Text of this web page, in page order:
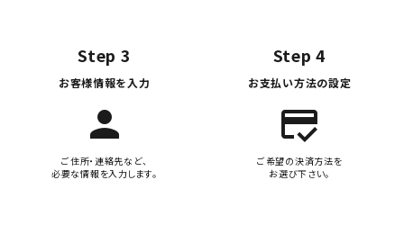
Step 3
お客様情報を入力
person
ご住所・連絡先など、
必要な情報を入力します。
Step 4
お支払い方法の設定
credit_score
ご希望の決済方法を
お選び下さい。